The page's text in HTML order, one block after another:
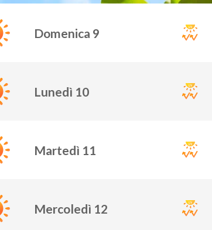
Domenica 9
Lunedì 10
Martedì 11
Mercoledì 12